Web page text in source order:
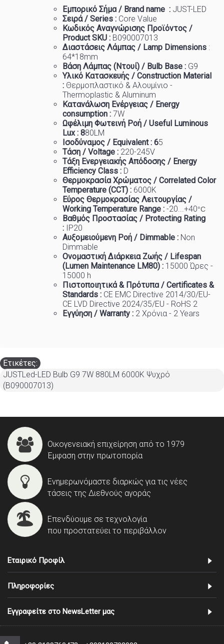
Εμπορικό Σήμα / Brand name : JUST-LED
Σειρά / Series : Core Value
Κωδικός Αναγνώρισης Προϊόντος /
Product SKU : B090007013
Διαστάσεις Λάμπας / Lamp Dimensions :
64*18mm
Βάση Λάμπας (Ντουί) / Bulb Base : G9
Υλικό Κατασκευής / Construction Material
: Θερμοπλαστικό & Αλουμίνιο -
Thermoplastic & Aluminum
Κατανάλωση Ενέργειας / Energy
consumption : 7W
Ωφέλιμη Φωτεινή Ροή / Useful Luminous
Lux : 880LM
Ισοδύναμος / Equivalent : 65
Τάση / Voltage : 220-245V
Τάξη Ενεργειακής Απόδοσης / Energy
Efficiency Class : D
Θερμοκρασία Χρώματος / Correlated Color
Temperature (CCT) : 6000K
Εύρος Θερμοκρασίας Λειτουργίας /
Working Temperature Range : -20...+40°C
Βαθμός Προστασίας / Protecting Rating
: IP20
Αυξομειούμενη Ροή / Dimmable : Non
Dimmable
Ονομαστική Διάρκεια Ζωής / Lifespan
(Lumen Maintenance LM80) : 1 5000 Ώρες -
15000 h
Πιστοποιητικά & Πρότυπα / Certificates &
Standards : CE EMC Directive 2014/30/EU-
CE LVD Directive 2024/35/EU - RoHS 2
Εγγύηση / Warranty : 2 Χρόνια - 2 Years
Ετικέτες:
JUSTLed-LED Bulb G9 7W 880LM 6000K Ψυχρό
(B090007013)
Οικογενειακή επιχείρηση από το 1979
Έμφαση στην πρωτοπορία
Ενημερωνόμαστε διαρκώς για τις νέες
τάσεις της Διεθνούς αγοράς
Επενδύουμε σε τεχνολογία
που προστατεύει το περιβάλλον
Εταιρικό Προφίλ
Πληροφορίες
Εγγραφείτε στο NewsLetter μας